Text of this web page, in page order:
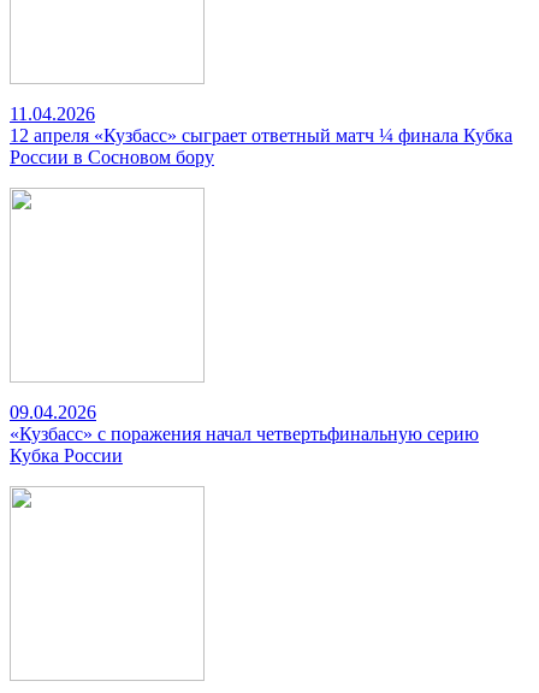
11.04.2026
12 апреля «Кузбасс» сыграет ответный матч ¼ финала Кубка
России в Сосновом бору
09.04.2026
«Кузбасс» с поражения начал четвертьфинальную серию
Кубка России